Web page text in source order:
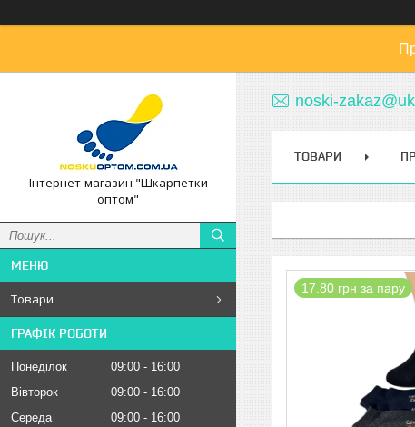
Інтернет-магазин "Шкарпетки
оптом"
Товари
ГРАФІК РОБОТИ
Понеділок 09:00
16:00
Вівторок
09:00
16:00
Середа
09:00
16:00
noski-
ТОВАРИ
17.80 грн за пару